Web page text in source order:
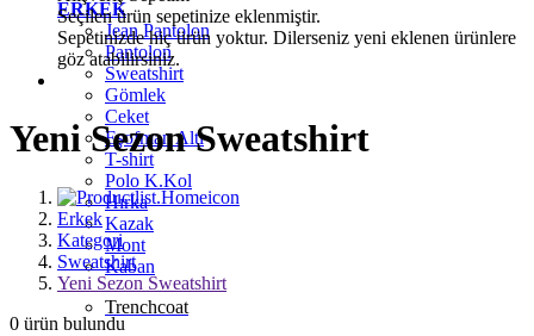
ERKEK
Jean Pantolon
Pantolon
Sweatshirt
Gömlek
Ceket
Eşofman Altı
T-shirt
Polo K.Kol
Hırka
Kazak
Mont
Kaban
Trenchcoat
Seçilen ürün sepetinize eklenmiştir.
Sepetinizde hiç ürün yoktur. Dilerseniz yeni eklenen ürünlere
göz atabilirsiniz.
Yeni Sezon Sweatshirt
Erkek
Kategori
Sweatshirt
Yeni Sezon Sweatshirt
0 ürün bulundu